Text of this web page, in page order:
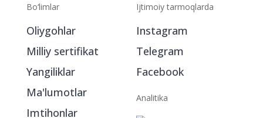
Bo‘limlar
Oliygohlar
Milliy sertifikat
Yangiliklar
Ma'lumotlar
Imtihonlar
Ijtimoiy tarmoqlarda
Instagram
Telegram
Facebook
Analitika